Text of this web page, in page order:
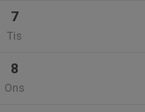
7
Tis
8
Ons